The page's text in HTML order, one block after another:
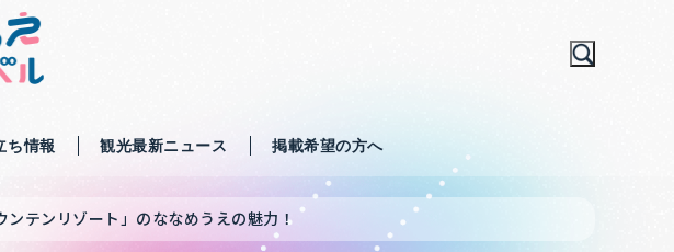
ち情報 観光最新ニュース 掲載希望の方へ
テンリゾート」のななめうえの魅力！